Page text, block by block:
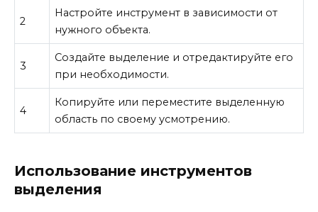
2
Настройте инструмент в зависимости от
нужного объекта.
3
Создайте выделение и отредактируйте его
при необходимости.
4
Копируйте или переместите выделенную
область по своему усмотрению.
Использование инструментов
выделения